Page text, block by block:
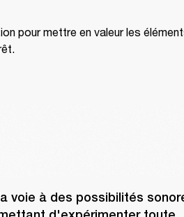
pour mettre en valeur les
voie à des possibilités